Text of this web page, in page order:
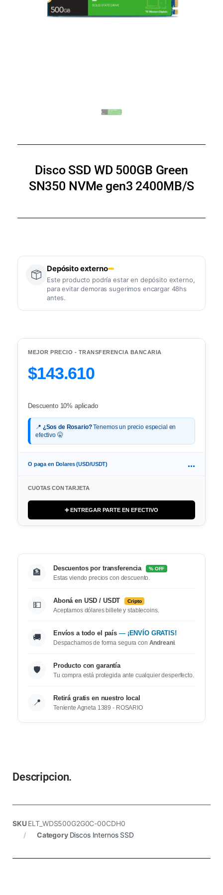
Disco SSD WD 500GB Green
SN350 NVMe gen3 2400MB/S
Depósito externo
Este producto podría estar en depósito externo,
para evitar demoras sugerimos encargar 48hs
antes.
MEJOR PRECIO - TRANSFERENCIA BANCARIA
$143.610
Descuento 10% aplicado
📍 ¿Sos de Rosario?Tenemos un precio especial en
efectivo 🤫
O paga en Dolares (USD/USDT) ...
CUOTAS CON TARJETA
➕ ENTREGAR PARTE EN EFECTIVO
🏦 Descuentos por transferencia % OFF
Estas viendo precios con descuento.
💵 Aboná en USD / USDT Cripto
Aceptamos dólares billete y stablecoins.
🚚 Envíos a todo el país — ¡ENVÍO GRATIS!
Despachamos de forma segura con Andreani.
🛡️ Producto con garantía
Tu compra está protegida ante cualquier desperfecto.
📍 Retirá gratis en nuestro local
Teniente Agneta 1389 - ROSARIO
Descripcion.
SKUELT_WDS500G2G0C-00CDH0
Category Discos Internos SSD